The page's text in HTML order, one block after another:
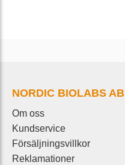
NORDIC BIOLABS AB
Om oss
Kundservice
Försäljningsvillkor
Reklamationer